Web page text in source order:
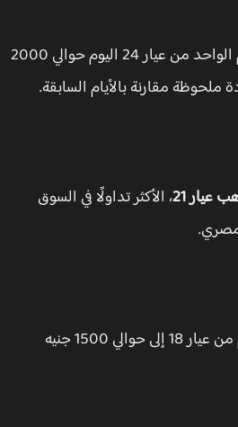
: سجل سعر الجرام الواحد من عيار 24 اليوم حوالي 2000
مقارنة بالأيام السابقة.
21 ، الأكثر تداولًا في السوق
: وصل سعر الجرام من عيار 18 إلى حوالي 1500 جنيه